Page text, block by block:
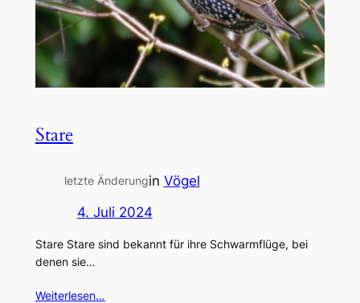
Stare
letzte Änderungin Vögel
4. Juli 2024
Stare Stare sind bekannt für ihre Schwarmflüge, bei
denen sie…
Weiterlesen…